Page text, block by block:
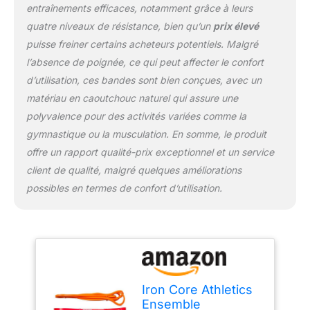
Épaisseur : 0,95 cm -
Ces bandes sont
conçues pour un usage
quotidien et sont les
favoris des gymnases
commerciaux et des
entraîneurs personnels
Les produits
internationaux ont des
conditions distinctes,
sont vendus depuis
l'étranger et peuvent
différer des produits
locaux, notamment en ce
classification par âge et
la langue du produit,
l'étiquetage ou les
entraînements efficaces, notamment grâce à leurs
quatre niveaux de résistance, bien qu’un prix élevé
puisse freiner certains acheteurs potentiels. Malgré
l’absence de poignée, ce qui peut affecter le confort
d’utilisation, ces bandes sont bien conçues, avec un
matériau en caoutchouc naturel qui assure une
polyvalence pour des activités variées comme la
gymnastique ou la musculation. En somme, le produit
offre un rapport qualité-prix exceptionnel et un service
client de qualité, malgré quelques améliorations
possibles en termes de confort d’utilisation.
Iron Core Athletics
Ensemble